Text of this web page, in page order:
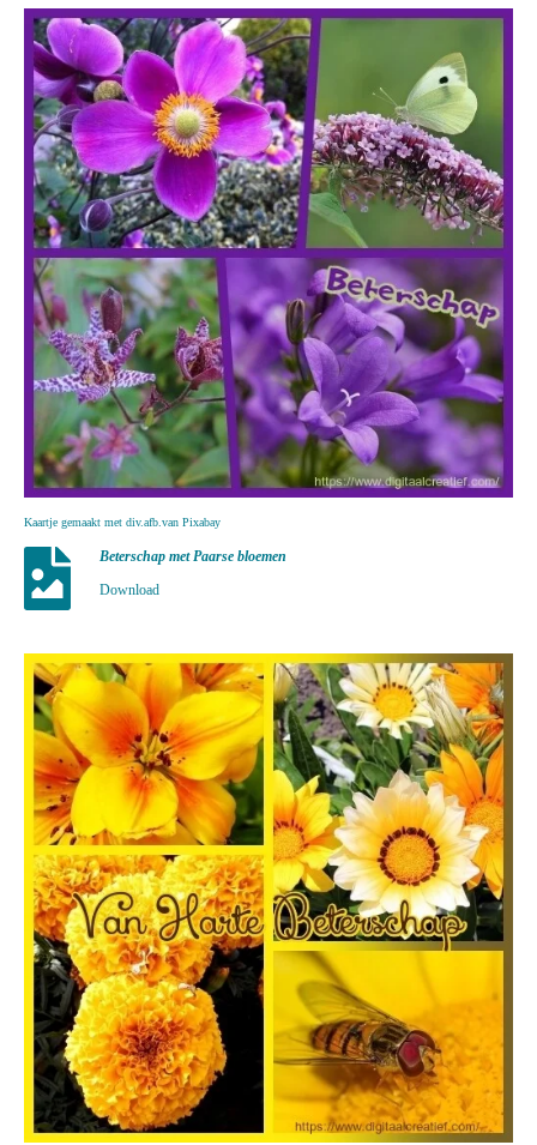
Kaartje gemaakt met div.afb.van Pixabay
Beterschap met Paarse bloemen
Download